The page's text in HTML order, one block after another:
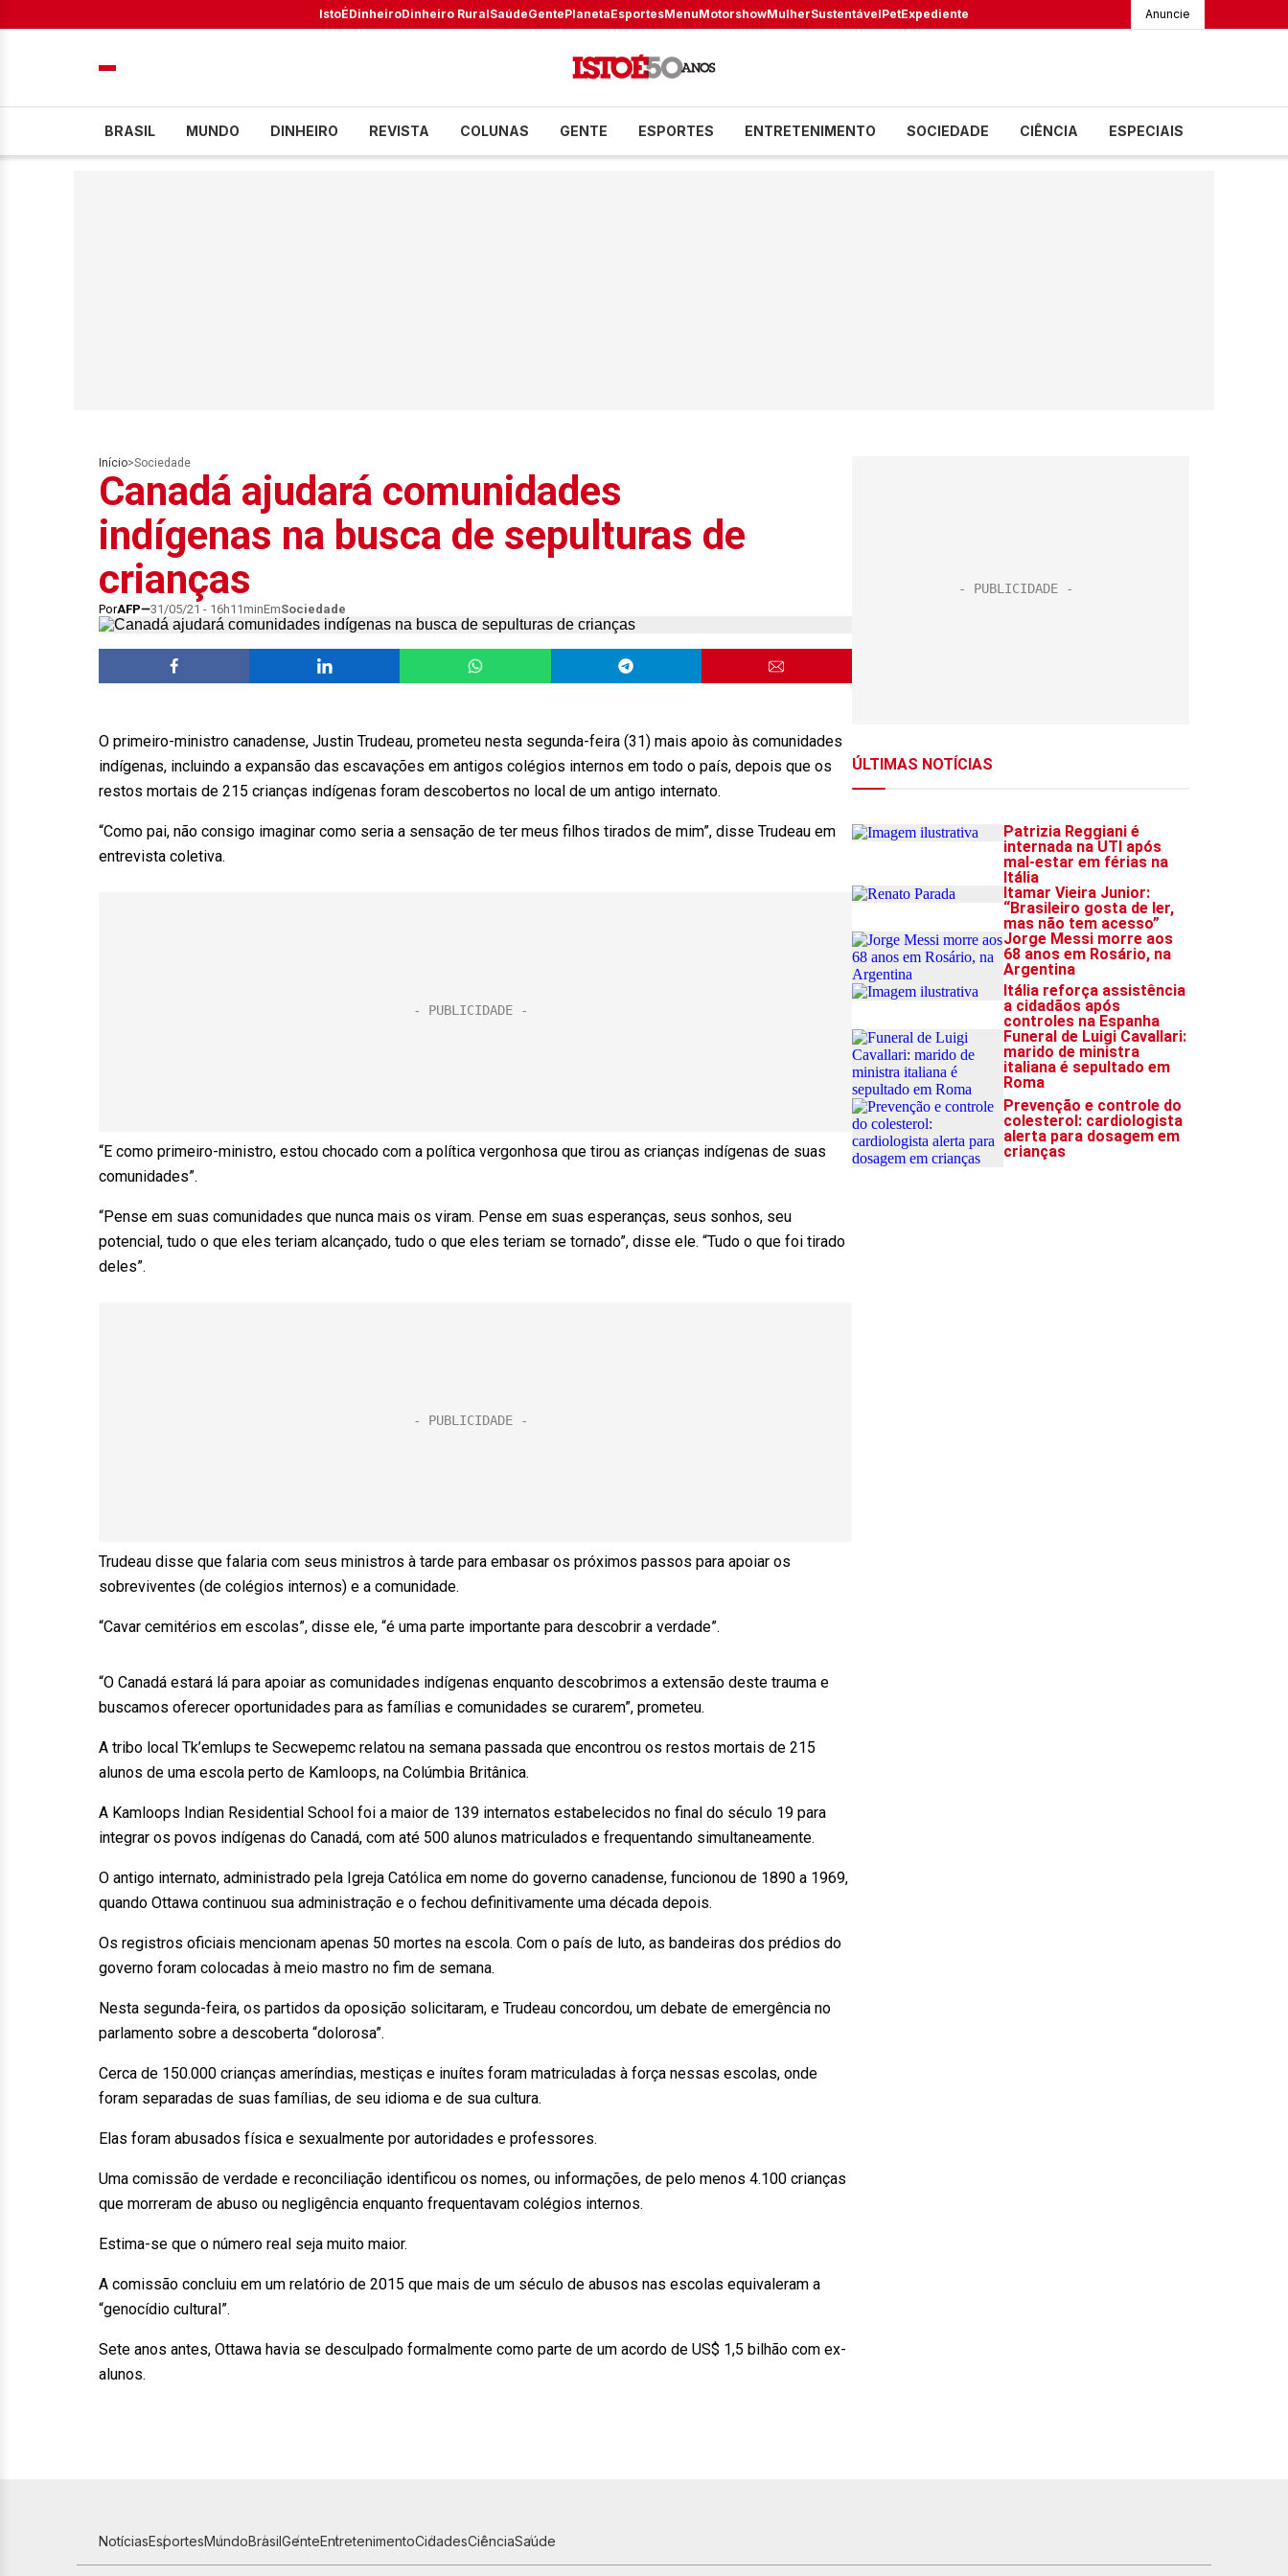
IstoÉDinheiroDinheiro RuralSaúdeGentePlanetaEsportesMenuMotorshowMulherSustentávelPetExpediente Anuncie
BRASIL MUNDO DINHEIRO REVISTA COLUNAS GENTE ESPORTES ENTRETENIMENTO SOCIEDADE CIÊNCIA ESPECIAIS
Início>Sociedade
Canadá ajudará comunidades
indígenas na busca de sepulturas de
crianças
PorAFP 31/05/21 - 16h11minEmSociedade
O primeiro-ministro canadense, Justin Trudeau, prometeu nesta segunda-feira (31) mais apoio às comunidades
indígenas, incluindo a expansão das escavações em antigos colégios internos em todo o país, depois que os
restos mortais de 215 crianças indígenas foram descobertos no local de um antigo internato.
“Como pai, não consigo imaginar como seria a sensação de ter meus filhos tirados de mim”, disse Trudeau em
entrevista coletiva.
“E como primeiro-ministro, estou chocado com a política vergonhosa que tirou as crianças indígenas de suas
comunidades”.
“Pense em suas comunidades que nunca mais os viram. Pense em suas esperanças, seus sonhos, seu
potencial, tudo o que eles teriam alcançado, tudo o que eles teriam se tornado”, disse ele. “Tudo o que foi tirado
deles”.
Trudeau disse que falaria com seus ministros à tarde para embasar os próximos passos para apoiar os
sobreviventes (de colégios internos) e a comunidade.
“Cavar cemitérios em escolas”, disse ele, “é uma parte importante para descobrir a verdade”.
“O Canadá estará lá para apoiar as comunidades indígenas enquanto descobrimos a extensão deste trauma e
buscamos oferecer oportunidades para as famílias e comunidades se curarem”, prometeu.
A tribo local Tk’emlups te Secwepemc relatou na semana passada que encontrou os restos mortais de 215
alunos de uma escola perto de Kamloops, na Colúmbia Britânica.
A Kamloops Indian Residential School foi a maior de 139 internatos estabelecidos no final do século 19 para
integrar os povos indígenas do Canadá, com até 500 alunos matriculados e frequentando simultaneamente.
O antigo internato, administrado pela Igreja Católica em nome do governo canadense, funcionou de 1890 a 1969,
quando Ottawa continuou sua administração e o fechou definitivamente uma década depois.
Os registros oficiais mencionam apenas 50 mortes na escola. Com o país de luto, as bandeiras dos prédios do
governo foram colocadas à meio mastro no fim de semana.
Nesta segunda-feira, os partidos da oposição solicitaram, e Trudeau concordou, um debate de emergência no
parlamento sobre a descoberta “dolorosa”.
Cerca de 150.000 crianças ameríndias, mestiças e inuítes foram matriculadas à força nessas escolas, onde
foram separadas de suas famílias, de seu idioma e de sua cultura.
Elas foram abusados física e sexualmente por autoridades e professores.
Uma comissão de verdade e reconciliação identificou os nomes, ou informações, de pelo menos 4.100 crianças
que morreram de abuso ou negligência enquanto frequentavam colégios internos.
Estima-se que o número real seja muito maior.
A comissão concluiu em um relatório de 2015 que mais de um século de abusos nas escolas equivaleram a
“genocídio cultural”.
Sete anos antes, Ottawa havia se desculpado formalmente como parte de um acordo de US$ 1,5 bilhão com ex-
alunos.
NotíciasEsportesMundoBrasilGenteEntretenimentoCidadesCiênciaSaúde